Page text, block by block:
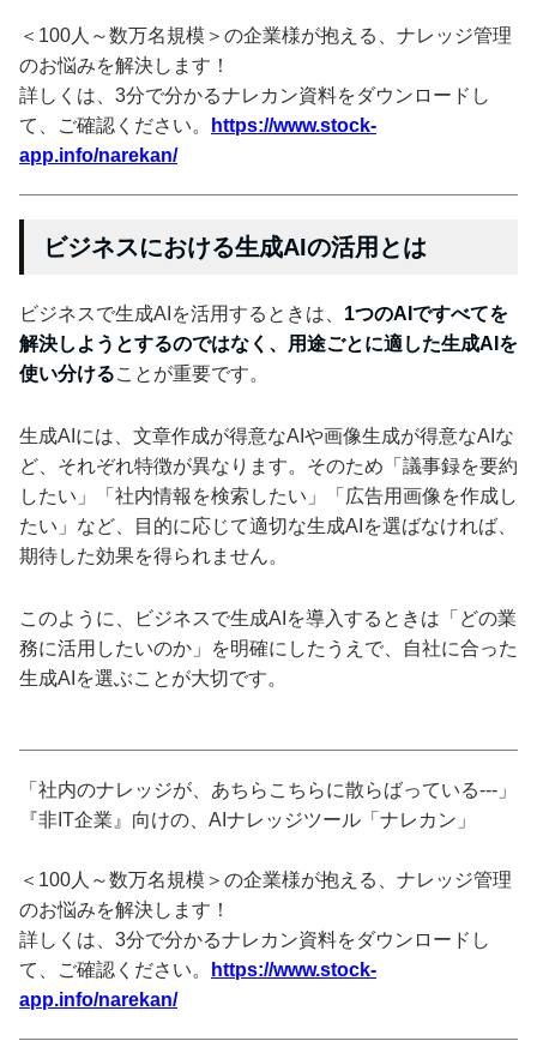
＜100人～数万名規模＞の企業様が抱える、ナレッジ管理
のお悩みを解決します！
詳しくは、3分で分かるナレカン資料をダウンロードし
て、ご確認ください。
https://www.stock-
app.info/narekan/
ビジネスにおける生成AIの活用とは
ビジネスで生成AIを活用するときは、 1つのAIですべてを
解決しようとするのではなく、用途ごとに適した生成AIを
使い分けることが重要です。
生成AIには、文章作成が得意なAIや画像生成が得意なAIな
ど、それぞれ特徴が異なります。そのため「議事録を要約
したい」「社内情報を検索したい」「広告用画像を作成し
たい」など、目的に応じて適切な生成AIを選ばなければ、
期待した効果を得られません。
このように、ビジネスで生成AIを導入するときは「どの業
務に活用したいのか」を明確にしたうえで、自社に合った
生成AIを選ぶことが大切です。
「社内のナレッジが、あちらこちらに散らばっている---」
『非IT企業』向けの、AIナレッジツール「ナレカン」
＜100人～数万名規模＞の企業様が抱える、ナレッジ管理
のお悩みを解決します！
詳しくは、3分で分かるナレカン資料をダウンロードし
て、ご確認ください。
https://www.stock-
app.info/narekan/